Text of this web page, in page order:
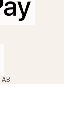
AB